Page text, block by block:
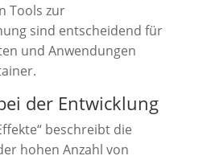
Tools zur
sind entscheidend für
und Anwendungen
der Entwicklung
beschreibt die
hohen Anzahl von